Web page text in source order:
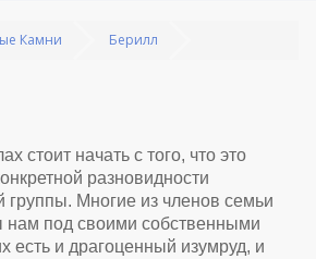
Камни Берилл
стоит начать с того, что это
разновидности
группы. Многие из членов семьи
нам под своими собственными
есть и драгоценный изумруд, и